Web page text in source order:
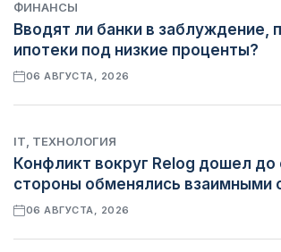
ФИНАНСЫ
Вводят ли банки в заблуждение,
ипотеки под низкие проценты?
06 АВГУСТА, 2026
IT, ТЕХНОЛОГИЯ
Конфликт вокруг Relog дошел до
стороны обменялись взаимными
06 АВГУСТА, 2026